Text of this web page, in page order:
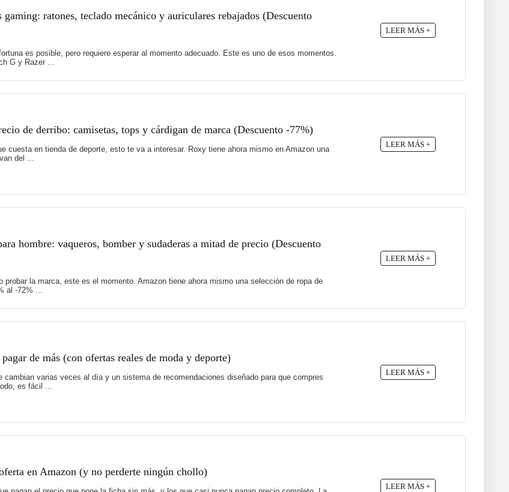
ratones, teclado mecánico y auriculares rebajados (Descuento
es posible, pero requiere esperar al momento adecuado. Este es uno de esos momentos.
G y Razer ...
LEER MÁS +
de derribo: camisetas, tops y cárdigan de marca (Descuento -77%)
cuesta en tienda de deporte, esto te va a interesar. Roxy tiene ahora mismo en Amazon una
del ...
LEER MÁS +
hombre: vaqueros, bomber y sudaderas a mitad de precio (Descuento
la marca, este es el momento. Amazon tiene ahora mismo una selección de ropa de
al -72% ...
LEER MÁS +
de más (con ofertas reales de moda y deporte)
varias veces al día y un sistema de recomendaciones diseñado para que compres
es fácil ...
LEER MÁS +
en Amazon (y no perderte ningún chollo)
LEER MÁS +